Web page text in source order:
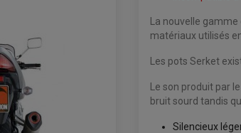
La nouvelle
matériaux utilisés
Les pots Serket
Le son produit par
bruit sourd tandis
Silencieux